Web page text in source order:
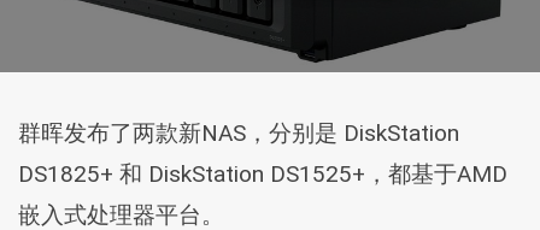
群晖发布了两款新NAS，分别是 DiskStation
DS1825+ 和 DiskStation DS1525+，都基于AMD
嵌入式处理器平台。